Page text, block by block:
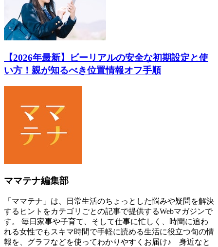
【2026年最新】ビーリアルの安全な初期設定と使
い方！親が知るべき位置情報オフ手順
ママテナ編集部
「ママテナ」は、日常生活のちょっとした悩みや疑問を解決
するヒントをカテゴリごとの記事で提供するWebマガジンで
す。 毎日家事や子育て、そして仕事に忙しく、時間に追わ
れる女性でもスキマ時間で手軽に読める生活に役立つ旬の情
報を、グラフなどを使ってわかりやすくお届け♪ 身近なと